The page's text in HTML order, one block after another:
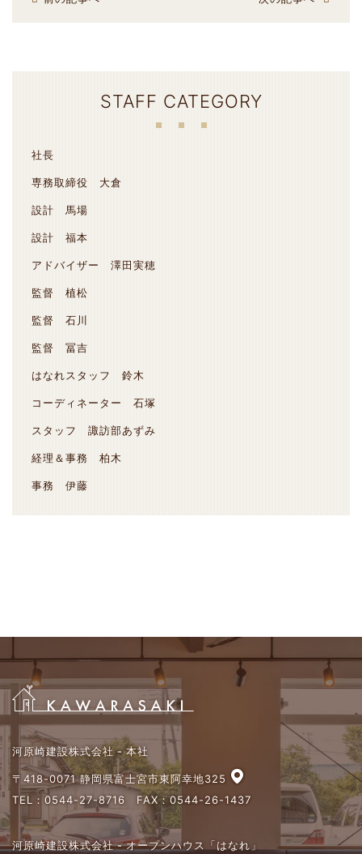
STAFF CATEGORY
社長
専務取締役 大倉
設計 馬場
設計 福本
アドバイザー 澤田実穂
監督 植松
監督 石川
監督 冨吉
はなれスタッフ 鈴木
コーディネーター 石塚
スタッフ 諏訪部あずみ
経理＆事務 柏木
事務 伊藤
河原崎建設株式会社 - 本社
〒418-0071 静岡県富士宮市東阿幸地325
TEL： 0544-27-8716 FAX：0544-26-1437
河原崎建設株式会社 - オープンハウス「はなれ」